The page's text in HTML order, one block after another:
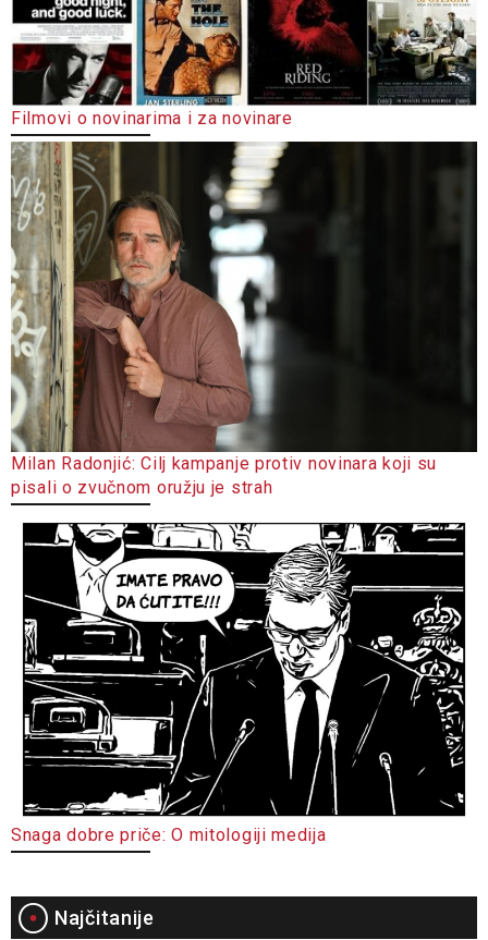
Filmovi o novinarima i za novinare
Milan Radonjić: Cilj kampanje protiv novinara koji su
pisali o zvučnom oružju je strah
Snaga dobre priče: O mitologiji medija
Najčitanije